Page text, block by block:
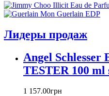
Armaf
Armand Basi
Azzaro
Baldinini
Banana Republic
Betty Barclay
Лидеры продаж
Angel Schlesser
TESTER 100 ml
1 157.00грн